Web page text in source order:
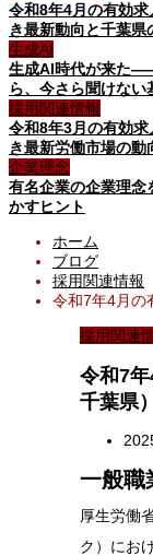
令和8年4月の有効
き最新動向と千葉県
生成AI
生成AI時代が来た
ら、今さら聞けない
採用関連情報
令和8年3月の有効
き最新労働市場の動
企業理念
有名企業の企業理念
かすヒント
ホーム
ブログ
採用関連情報
令和7年4月の
採用関連
令和7
千葉県）
一般職
厚生労働
ク）にお